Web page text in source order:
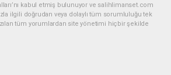
kabul etmiş bulunuyor ve salihlimanset.com
ilgili doğrudan veya dolaylı tüm sorumluluğu tek
tüm yorumlardan site yönetimi hiçbir şekilde